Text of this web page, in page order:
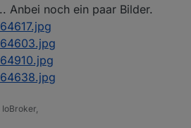
Anbei noch ein paar Bilder.